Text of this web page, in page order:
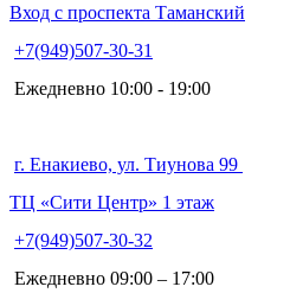
Вход с проспекта Таманский
+7(949)507-30-31
Ежедневно 10:00 - 19:00
г. Енакиево, ул. Тиунова 99
ТЦ «Сити Центр» 1 этаж
+7(949)507-30-32
Ежедневно 09:00 – 17:00